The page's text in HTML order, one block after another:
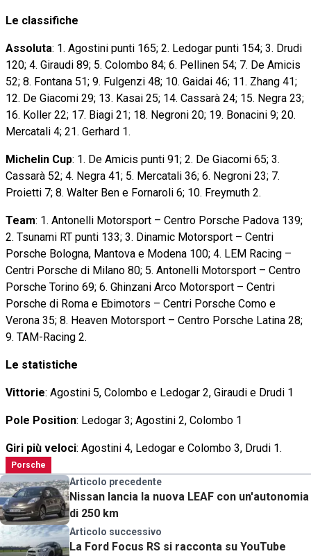
Le classifiche
Assoluta: 1. Agostini punti 165; 2. Ledogar punti 154; 3. Drudi
120; 4. Giraudi 89; 5. Colombo 84; 6. Pellinen 54; 7. De Amicis
52; 8. Fontana 51; 9. Fulgenzi 48; 10. Gaidai 46; 11. Zhang 41;
12. De Giacomi 29; 13. Kasai 25; 14. Cassarà 24; 15. Negra 23;
16. Koller 22; 17. Biagi 21; 18. Negroni 20; 19. Bonacini 9; 20.
Mercatali 4; 21. Gerhard 1.
Michelin Cup: 1. De Amicis punti 91; 2. De Giacomi 65; 3.
Cassarà 52; 4. Negra 41; 5. Mercatali 36; 6. Negroni 23; 7.
Proietti 7; 8. Walter Ben e Fornaroli 6; 10. Freymuth 2.
Team: 1. Antonelli Motorsport – Centro Porsche Padova 139;
2. Tsunami RT punti 133; 3. Dinamic Motorsport – Centri
Porsche Bologna, Mantova e Modena 100; 4. LEM Racing –
Centri Porsche di Milano 80; 5. Antonelli Motorsport – Centro
Porsche Torino 69; 6. Ghinzani Arco Motorsport – Centri
Porsche di Roma e Ebimotors – Centri Porsche Como e
Verona 35; 8. Heaven Motorsport – Centro Porsche Latina 28;
9. TAM-Racing 2.
Le statistiche
Vittorie: Agostini 5, Colombo e Ledogar 2, Giraudi e Drudi 1
Pole Position: Ledogar 3; Agostini 2, Colombo 1
Giri più veloci: Agostini 4, Ledogar e Colombo 3, Drudi 1.
Porsche
Articolo precedente
Nissan lancia la nuova LEAF con un'autonomia
di 250 km
Articolo successivo
La Ford Focus RS si racconta su YouTube